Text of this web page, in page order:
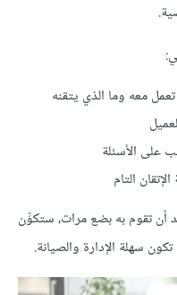
معه وما الذي يتقنه
على الأسئلة
التام
تقوم به بضع مرات، ستكوِّن
سهلة الإدارة والصيانة.